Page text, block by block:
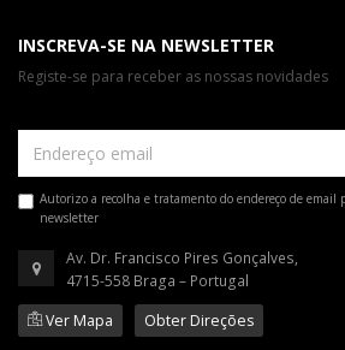
INSCREVA-SE NA NEWSLETTER
Registe-se para receber as nossas novidades
Autorizo a recolha e tratamento do endereço de email
newsletter
Av. Dr. Francisco Pires Gonçalves,
4715-558 Braga – Portugal
Ver Mapa
Obter Direções